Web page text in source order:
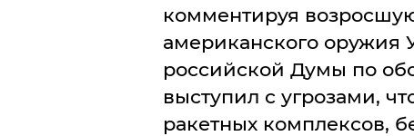
комментируя
американского оружия
российской Думы по
выступил с угрозами,
ракетных комплексов,